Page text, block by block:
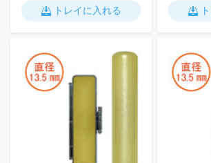
トレイに入れる